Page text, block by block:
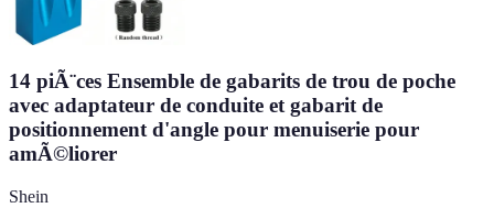
14 piÃ¨ces Ensemble de gabarits de trou de poche
avec adaptateur de conduite et gabarit de
positionnement d'angle pour menuiserie pour
amÃ©liorer
Shein